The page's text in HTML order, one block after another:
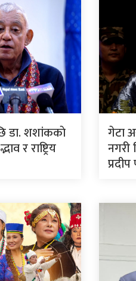
डा. शशांककाे
र राष्ट्रिय
गेटा
नगरी